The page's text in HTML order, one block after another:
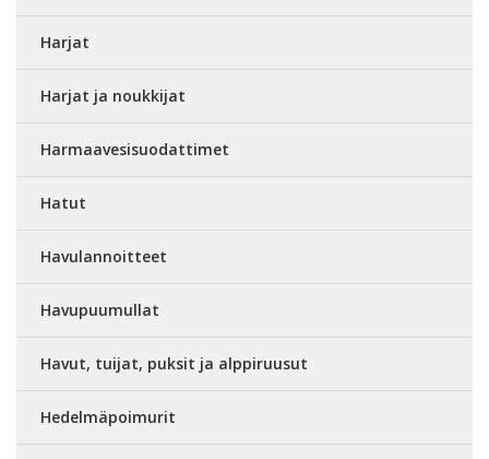
Harjat
Harjat ja noukkijat
Harmaavesisuodattimet
Hatut
Havulannoitteet
Havupuumullat
Havut, tuijat, puksit ja alppiruusut
Hedelmäpoimurit